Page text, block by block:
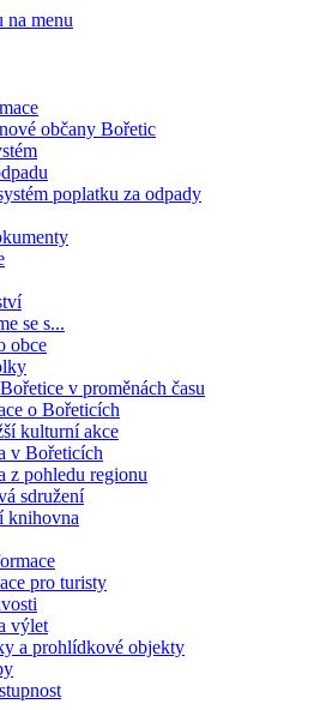
na menu
občany Bořetic
poplatku za odpady
se s...
obce
v proměnách času
o Bořeticích
kulturní akce
v Bořeticích
z pohledu regionu
sdružení
knihovna
pro turisty
výlet
a prohlídkové objekty